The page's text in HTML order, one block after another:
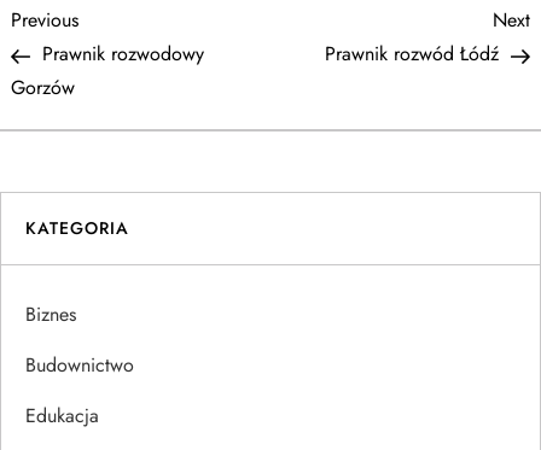
N
a
w
i
g
a
c
Previous
Post
Previous
Prawnik rozwodowy
Gorzów
Next
Prawnik rozwód Łódź
KATEGORIA
Biznes
Budownictwo
Edukacja